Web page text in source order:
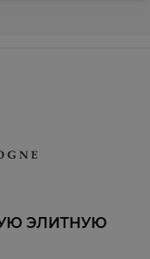
ЭЛИТНУЮ